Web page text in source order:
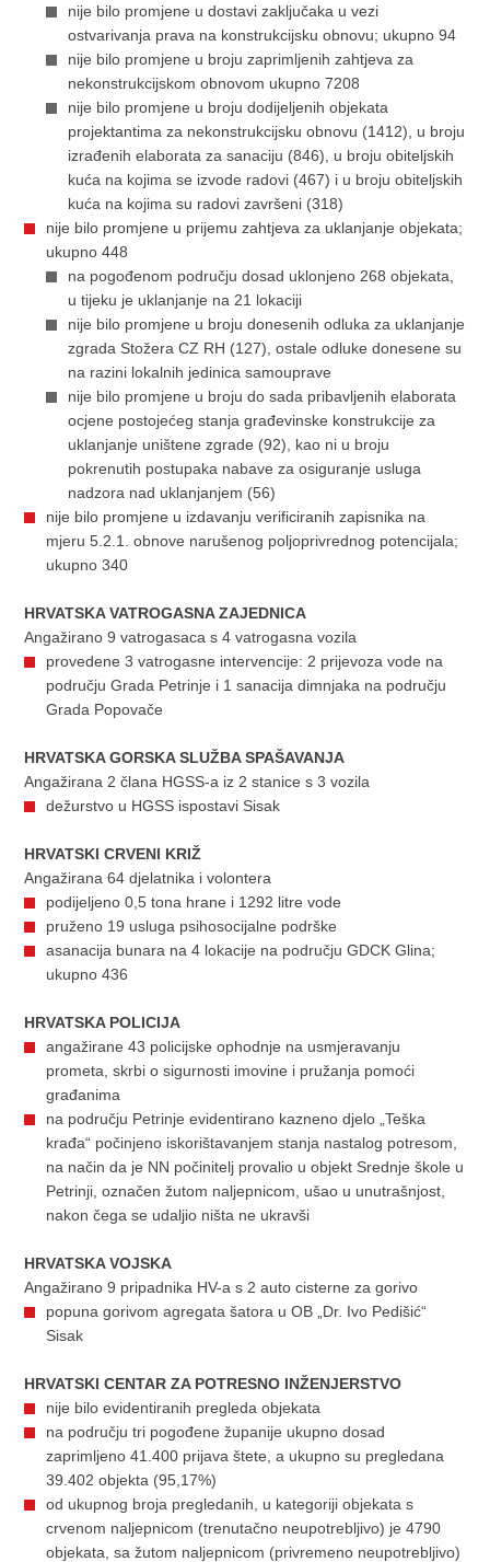
nije bilo promjene u dostavi zaključaka u vezi
ostvarivanja prava na konstrukcijsku obnovu; ukupno 94
nije bilo promjene u broju zaprimljenih zahtjeva za
nekonstrukcijskom obnovom ukupno 7208
nije bilo promjene u broju dodijeljenih objekata
projektantima za nekonstrukcijsku obnovu (1412), u broju
izrađenih elaborata za sanaciju (846), u broju obiteljskih
kuća na kojima se izvode radovi (467) i u broju obiteljskih
kuća na kojima su radovi završeni (318)
nije bilo promjene u prijemu zahtjeva za uklanjanje objekata;
ukupno 448
na pogođenom području dosad uklonjeno 268 objekata,
u tijeku je uklanjanje na 21 lokaciji
nije bilo promjene u broju donesenih odluka za uklanjanje
zgrada Stožera CZ RH (127), ostale odluke donesene su
na razini lokalnih jedinica samouprave
nije bilo promjene u broju do sada pribavljenih elaborata
ocjene postojećeg stanja građevinske konstrukcije za
uklanjanje uništene zgrade (92), kao ni u broju
pokrenutih postupaka nabave za osiguranje usluga
nadzora nad uklanjanjem (56)
nije bilo promjene u izdavanju verificiranih zapisnika na
mjeru 5.2.1. obnove narušenog poljoprivrednog potencijala;
ukupno 340
HRVATSKA VATROGASNA ZAJEDNICA
Angažirano 9 vatrogasaca s 4 vatrogasna vozila
provedene 3 vatrogasne intervencije: 2 prijevoza vode na
području Grada Petrinje i 1 sanacija dimnjaka na području
Grada Popovače
HRVATSKA GORSKA SLUŽBA SPAŠAVANJA
Angažirana 2 člana HGSS-a iz 2 stanice s 3 vozila
dežurstvo u HGSS ispostavi Sisak
HRVATSKI CRVENI KRIŽ
Angažirana 64 djelatnika i volontera
podijeljeno 0,5 tona hrane i 1292 litre vode
pruženo 19 usluga psihosocijalne podrške
asanacija bunara na 4 lokacije na području GDCK Glina;
ukupno 436
HRVATSKA POLICIJA
angažirane 43 policijske ophodnje na usmjeravanju
prometa, skrbi o sigurnosti imovine i pružanja pomoći
građanima
na području Petrinje evidentirano kazneno djelo „Teška
krađa“ počinjeno iskorištavanjem stanja nastalog potresom,
na način da je NN počinitelj provalio u objekt Srednje škole u
Petrinji, označen žutom naljepnicom, ušao u unutrašnjost,
nakon čega se udaljio ništa ne ukravši
HRVATSKA VOJSKA
Angažirano 9 pripadnika HV-a s 2 auto cisterne za gorivo
popuna gorivom agregata šatora u OB „Dr. Ivo Pedišić“
Sisak
HRVATSKI CENTAR ZA POTRESNO INŽENJERSTVO
nije bilo evidentiranih pregleda objekata
na području tri pogođene županije ukupno dosad
zaprimljeno 41.400 prijava štete, a ukupno su pregledana
39.402 objekta (95,17%)
od ukupnog broja pregledanih, u kategoriji objekata s
crvenom naljepnicom (trenutačno neupotrebljivo) je 4790
objekata, sa žutom naljepnicom (privremeno neupotrebljivo)